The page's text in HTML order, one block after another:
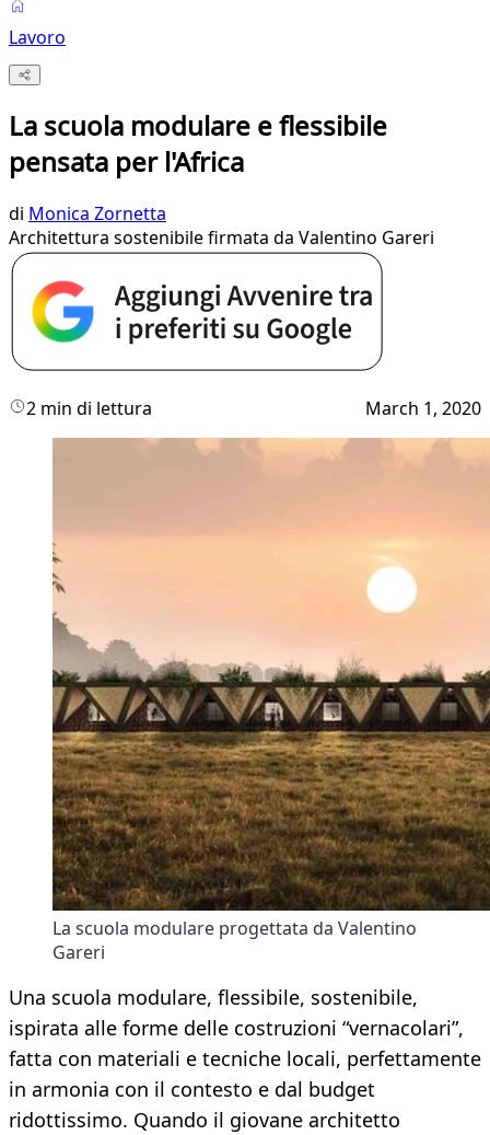
Lavoro
La scuola modulare e flessibile
pensata per l'Africa
di Monica Zornetta
Architettura sostenibile firmata da Valentino Gareri
2 min di lettura March 1, 2020
La scuola modulare progettata da Valentino
Gareri
Una scuola modulare, flessibile, sostenibile,
ispirata alle forme delle costruzioni “vernacolari”,
fatta con materiali e tecniche locali, perfettamente
in armonia con il contesto e dal budget
ridottissimo. Quando il giovane architetto